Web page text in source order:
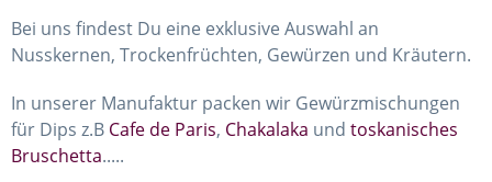
Bei uns findest Du eine exklusive Auswahl an
Nusskernen, Trockenfrüchten, Gewürzen und Kräutern.
In unserer Manufaktur packen wir Gewürzmischungen
für Dips z.B Cafe de Paris, Chakalaka und toskanisches
Bruschetta.....